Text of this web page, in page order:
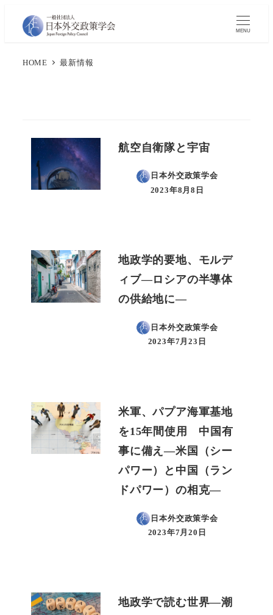
MENU
HOME 最新情報
航空自衛隊と宇宙
日本外交政策学会
投稿日
2023年8月8日
地政学的要地、モルデ
ィブ―ロシアの半導体
の供給地に―
日本外交政策学会
投稿日
2023年7月23日
米軍、パプア海軍基地
を15年間使用 中国有
事に備え―米国（シー
パワー）と中国（ラン
ドパワー）の相克―
日本外交政策学会
投稿日
2023年7月20日
地政学で読む世界―潮